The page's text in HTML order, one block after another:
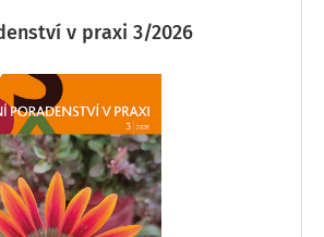
v praxi 3/2026